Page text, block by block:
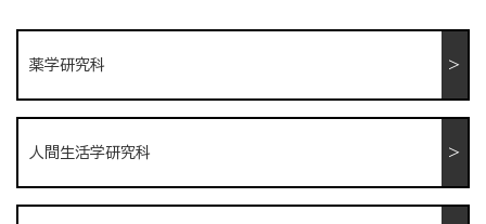
薬学研究科
人間生活学研究科